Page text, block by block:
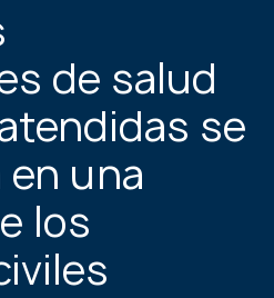
de salud
se
una
los